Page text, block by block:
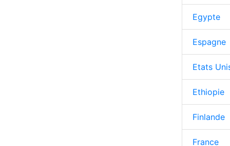
Egypte
Espagne
Etats
Ethiopie
Finlande
France